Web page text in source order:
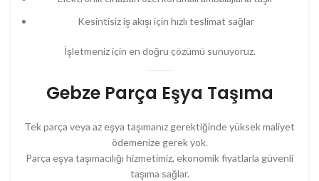
Kesintisiz iş akışı için hızlı teslimat sağlar
İşletmeniz için en doğru çözümü sunuyoruz.
Gebze Parça Eşya Taşıma
Tek parça veya az eşya taşımanız gerektiğinde yüksek maliyet
ödemenize gerek yok.
Parça eşya taşımacılığı hizmetimiz, ekonomik fiyatlarla güvenli
taşıma sağlar.